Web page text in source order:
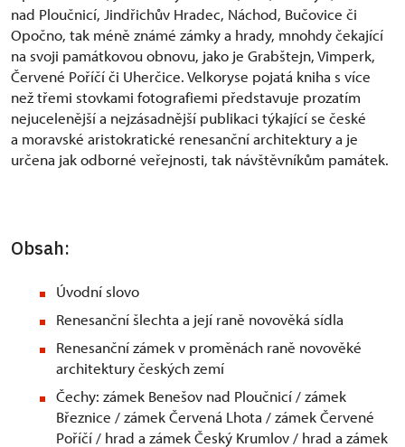
nad Ploučnicí, Jindřichův Hradec, Náchod, Bučovice či
Opočno, tak méně známé zámky a hrady, mnohdy čekající
na svoji památkovou obnovu, jako je Grabštejn, Vimperk,
Červené Poříčí či Uherčice. Velkoryse pojatá kniha s více
než třemi stovkami fotografiemi představuje prozatím
nejucelenější a nejzásadnější publikaci týkající se české
a moravské aristokratické renesanční architektury a je
určena jak odborné veřejnosti, tak návštěvníkům památek.
Obsah:
Úvodní slovo
Renesanční šlechta a její raně novověká sídla
Renesanční zámek v proměnách raně novověké
architektury českých zemí
Čechy: zámek Benešov nad Ploučnicí / zámek
Březnice / zámek Červená Lhota / zámek Červené
Poříčí / hrad a zámek Český Krumlov / hrad a zámek